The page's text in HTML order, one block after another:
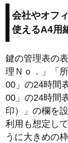
会社やオフ
使えるA4用
鍵の管理表の
理Ｎｏ．」「
00」の24時間
00」の24時間
印）」の欄を
利用も想定し
うに大きめの